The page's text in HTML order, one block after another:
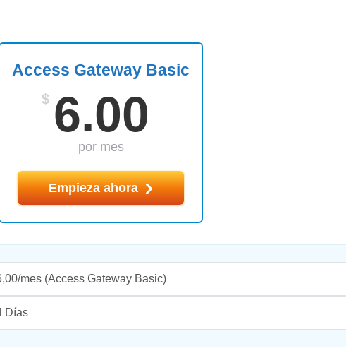
Access Gateway Basic
$ 6.00
por mes
Empieza ahora
mes(Access Gateway Basic)
Días